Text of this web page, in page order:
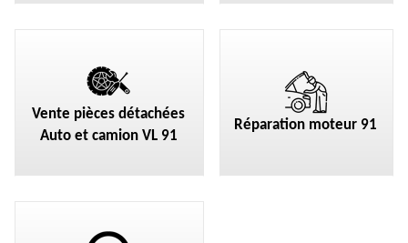
Vente pièces détachées
Auto et camion VL 91
Réparation moteur 91